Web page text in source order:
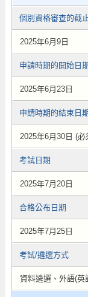
個別資格審查的截
2025年6月9日
申請時期的開始日期
2025年6月23日
申請時期的結束日期
2025年6月30日 (必
考試日期
2025年7月20日
合格公布日期
2025年7月25日
考試/遴選方式
資料遴選、外語(英